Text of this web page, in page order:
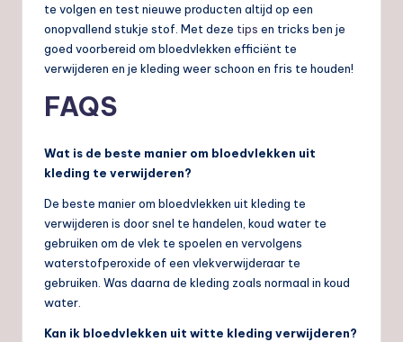
te volgen en test nieuwe producten altijd op een
onopvallend stukje stof. Met deze tips en tricks ben je
goed voorbereid om bloedvlekken efficiënt te
verwijderen en je kleding weer schoon en fris te houden!
FAQS
Wat is de beste manier om bloedvlekken uit
kleding te verwijderen?
De beste manier om bloedvlekken uit kleding te
verwijderen is door snel te handelen, koud water te
gebruiken om de vlek te spoelen en vervolgens
waterstofperoxide of een vlekverwijderaar te
gebruiken. Was daarna de kleding zoals normaal in koud
water.
Kan ik bloedvlekken uit witte kleding verwijderen?